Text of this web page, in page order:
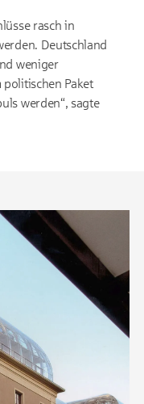
rasch in
Deutschland
weniger
politischen Paket
werden“, sagte